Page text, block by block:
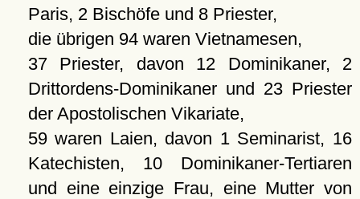
Paris, 2 Bischöfe und 8 Priester,
die übrigen 94 waren Vietnamesen,
37 Priester, davon 12 Dominikaner, 2
Drittordens-Dominikaner und 23 Priester
der Apostolischen Vikariate,
59 waren Laien, davon 1 Seminarist, 16
Katechisten, 10 Dominikaner-Tertiaren
und eine einzige Frau, eine Mutter von